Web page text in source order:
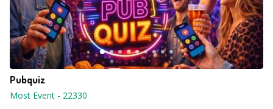
Pubquiz
Most Event - 22330